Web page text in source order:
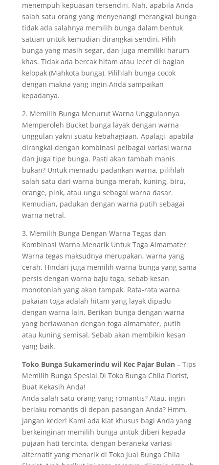
menempuh kepuasan tersendiri. Nah, apabila Anda
salah satu orang yang menyenangi merangkai bunga
tidak ada salahnya memilih bunga dalam bentuk
satuan untuk kemudian dirangkai sendiri. Pilih
bunga yang masih segar, dan juga memiliki harum
khas. Tidak ada bercak hitam atau lecet di bagian
kelopak (Mahkota bunga). Pilihlah bunga cocok
dengan makna yang ingin Anda sampaikan
kepadanya.
2. Memilih Bunga Menurut Warna Unggulannya
Memperoleh Bucket bunga layak dengan warna
unggulan yakni suatu kebahagiaan. Apalagi, apabila
dirangkai dengan kombinasi pelbagai variasi warna
dan juga tipe bunga. Pasti akan tambah manis
bukan? Untuk memadu-padankan warna, pilihlah
salah satu dari warna bunga merah, kuning, biru,
orange, pink, atau ungu sebagai warna dasar.
Kemudian, padukan dengan warna putih sebagai
warna netral.
3. Memilih Bunga Dengan Warna Tegas dan
Kombinasi Warna Menarik Untuk Toga Almamater
Warna tegas maksudnya merupakan, warna yang
cerah. Hindari juga memilih warna bunga yang sama
persis dengan warna baju toga, sebab kesan
monotonlah yang akan tampak. Rata-rata warna
pakaian toga adalah hitam yang layak dipadu
dengan warna lain. Berikan bunga dengan warna
yang berlawanan dengan toga almamater, putih
atau kuning semisal. Sebab akan membikin kesan
yang baik.
Toko Bunga Sukamerindu wil Kec Pajar Bulan– Tips
Memilih Bunga Spesial Di Toko Bunga Chila Florist,
Buat Kekasih Anda!
Anda salah satu orang yang romantis? Atau, ingin
berlaku romantis di depan pasangan Anda? Hmm,
jangan keder! Kami ada kiat khusus bagi Anda yang
berkeinginan memilih bunga untuk diberi kepada
pujaan hati tercinta, dengan beraneka variasi
alternatif yang menarik di Toko Jual Bunga Chila